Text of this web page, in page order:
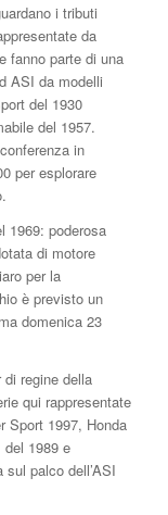
i tributi
da
fanno parte di una
ASI da modelli
del 1930
del 1957.
in
per esplorare
1969: poderosa
di motore
per la
è previsto un
domenica 23
regine della
qui rappresentate
Sport 1997, Honda
del 1989 e
palco dell’ASI